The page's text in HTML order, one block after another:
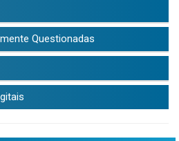
Questionadas